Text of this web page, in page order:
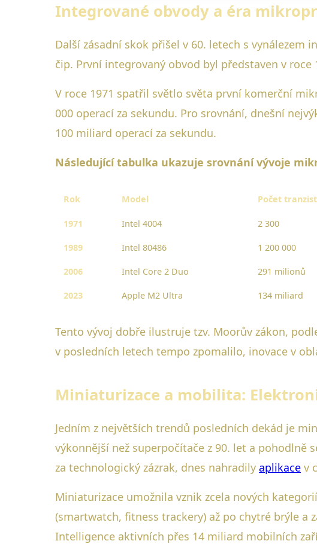
Integrované obvody a éra
Další zásadní skok přišel v 60. letech s
čip. První integrovaný obvod byl představen v roce
V roce 1971 spatřil světlo světa první komerční
000 operací za sekundu. Pro srovnání, dnešní
100 miliard operací za sekundu.
Následující tabulka ukazuje srovnání vývoje
Rok Model Počet
1971 Intel 4004 2 300
1989 Intel 80486 1 200 000
2006 Intel Core 2 Duo 291 milionů
2023 Apple M2 Ultra 134 miliard
Tento vývoj dobře ilustruje tzv. Moorův zákon,
v posledních letech tempo zpomalilo, inovace v
Miniaturizace a mobilita:
Jedním z největších trendů posledních dekád je
výkonnější než superpočítače z 90. let a pohodlně
za technologický zázrak, dnes nahradily aplikace v
Miniaturizace umožnila vznik zcela nových
(smartwatch, fitness trackery) až po chytré brýle a
Intelligence aktivních přes 14 miliard mobilních